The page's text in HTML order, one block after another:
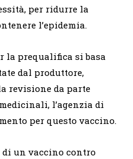
per ridurre la
l’epidemia.
la prequalifica si basa
dal produttore,
revisione da parte
l’agenzia di
per questo vaccino.
di un vaccino contro